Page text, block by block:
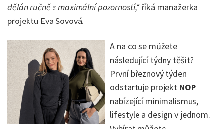
dělán ručně s maximální pozorností,“říká manažerka
projektu Eva Sovová.
A na co se můžete
následující týdny těšit?
První březnový týden
odstartuje projekt NOP
nabízející minimalismus,
lifestyle a design v jednom.